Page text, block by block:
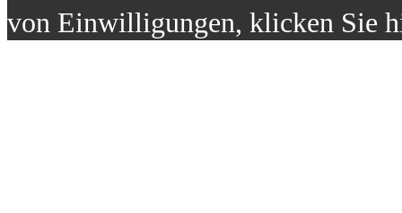
von Einwilligungen, klicken Sie